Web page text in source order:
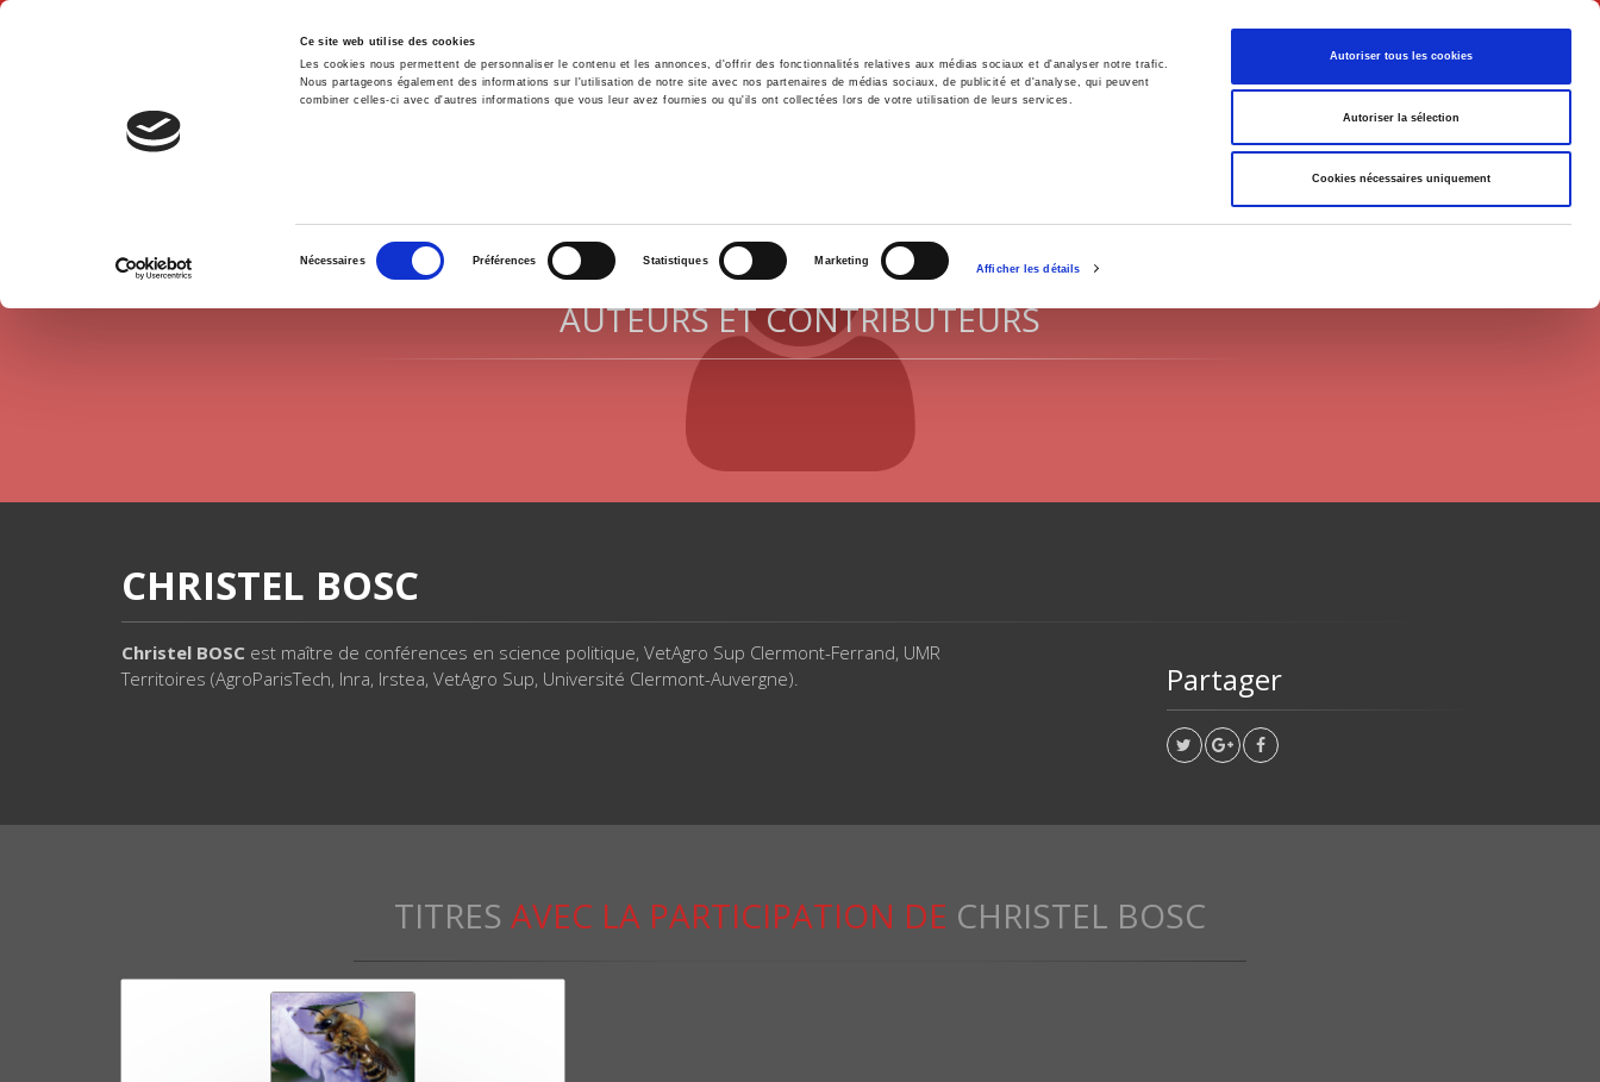
Ce site web utilise des cookies
Les cookies nous permettent de personnaliser le contenu et les annonces, d'offrir des fonctionnalités relatives aux médias sociaux et d'analyser notre trafic.
Nous partageons également des informations sur l'utilisation de notre site avec nos partenaires de médias sociaux, de publicité et d'analyse, qui peuvent
combiner celles-ci avec d'autres informations que vous leur avez fournies ou qu'ils ont collectées lors de votre utilisation de leurs services.
consentement
Nécessaires Préférences Statistiques Marketing
Afficher les détails
Autoriser tous les cookies
Autoriser la sélection
Cookies nécessaires uniquement
Français
Accueil Environnement Histoire International
AUTEURS ET CONTRIBUTEURS
CHRISTEL BOSC
Christel BOSC est maître de conférences en science politique, VetAgro Sup Clermont-Ferrand, UMR
Territoires (AgroParisTech, Inra, Irstea, VetAgro Sup, Université Clermont-Auvergne).
Partager
TITRES AVEC LA PARTICIPATION DE CHRISTEL BOSC